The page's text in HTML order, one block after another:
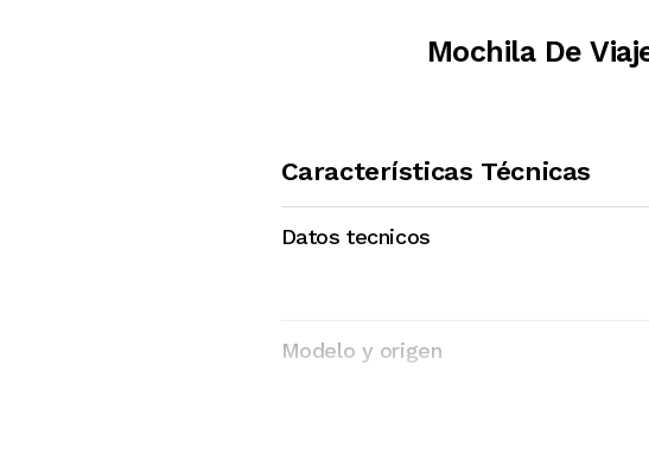
Mochila De
Características Técnicas
Datos tecnicos
Modelo y origen